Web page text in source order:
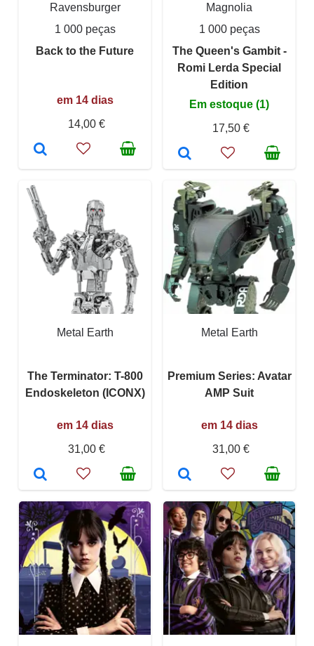
Ravensburger
1 000 peças
Back to the Future
em 14 dias
14,00 €
Magnolia
1 000 peças
The Queen's Gambit -
Romi Lerda Special
Edition
Em estoque (1)
17,50 €
Metal Earth
The Terminator: T-800
Endoskeleton (ICONX)
em 14 dias
31,00 €
Metal Earth
Premium Series: Avatar
AMP Suit
em 14 dias
31,00 €